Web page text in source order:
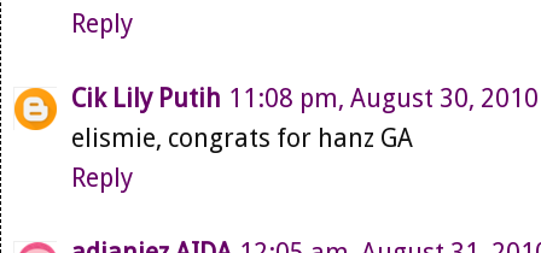
Reply
Cik Lily Putih 11:08 pm, August 30, 2010
elismie, congrats for hanz GA
Reply